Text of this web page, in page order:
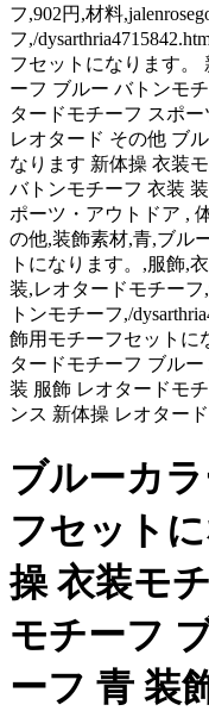
フ,902円,材料
フ,/
フセットになります。
ーフ ブルー バトンモ
タードモチーフ スポ
レオタード その他 ブ
なります 新体操 衣装
バトンモチーフ 衣装
ポーツ・アウトドア ,
の他,装飾素材,青,ブル
トになります。,服飾,
装,レオタードモチーフ
トンモチーフ,/
飾用モチーフセットに
タードモチーフ ブル
装 服飾 レオタードモ
ンス 新体操 レオター
ブルーカ
フセット
操 衣装モ
モチーフ
ーフ 青 装